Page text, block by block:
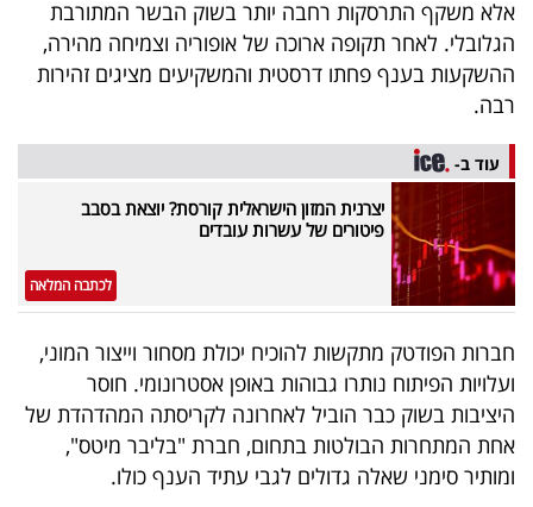
דרושים
ניוזלטרים
מייל
אדום
פרסמו
באייס
עקבו
אלא משקף התרסקות רחבה יותר בשוק הבשר המתורבת
הגלובלי. לאחר תקופה ארוכה של אופוריה וצמיחה מהירה,
ההשקעות בענף פחתו דרסטית והמשקיעים מציגים זהירות
רבה.
עוד ב-
יצרנית המזון הישראלית קורסת? יוצאת בסבב
פיטורים של עשרות עובדים
לכתבה המלאה
חברות הפודטק מתקשות להוכיח יכולת מסחור וייצור המוני,
ועלויות הפיתוח נותרו גבוהות באופן אסטרונומי. חוסר
היציבות בשוק כבר הוביל לאחרונה לקריסתה המהדהדת של
אחת המתחרות הבולטות בתחום, חברת "בליבר מיטס",
ומותיר סימני שאלה גדולים לגבי עתיד הענף כולו.